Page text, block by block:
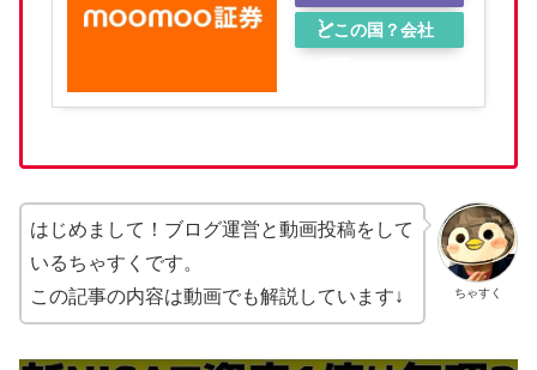
ン
どこの国？会社
ちゃすく
はじめまして！ブログ運営と動画投稿をして
いるちゃすくです。
この記事の内容は動画でも解説しています↓